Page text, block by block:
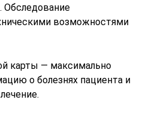
Обследование
возможностями
карты — максимально
о болезнях пациента и